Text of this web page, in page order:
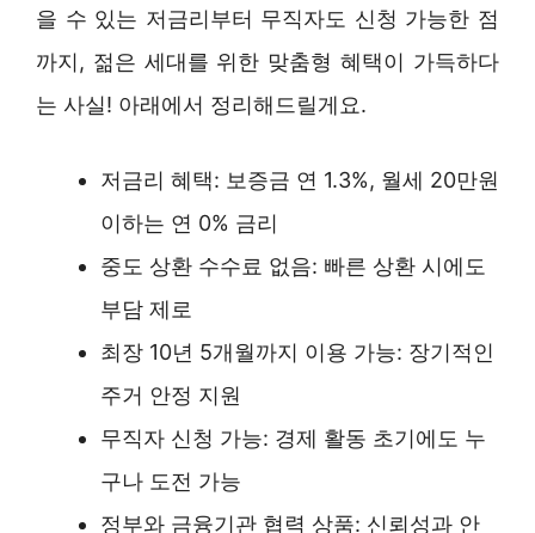
을 수 있는 저금리부터 무직자도 신청 가능한 점
까지, 젊은 세대를 위한 맞춤형 혜택이 가득하다
는 사실! 아래에서 정리해드릴게요.
저금리 혜택: 보증금 연 1.3%, 월세 20만원
이하는 연 0% 금리
중도 상환 수수료 없음: 빠른 상환 시에도
부담 제로
최장 10년 5개월까지 이용 가능: 장기적인
주거 안정 지원
무직자 신청 가능: 경제 활동 초기에도 누
구나 도전 가능
정부와 금융기관 협력 상품: 신뢰성과 안